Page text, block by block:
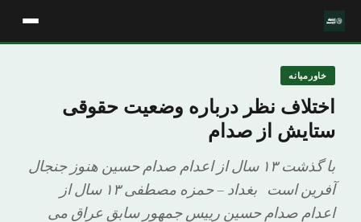
خاورمیانه
اختلاف نظر درباره وضعیت حقوقی
ستایش از صدام
با گذشت ۱۳ سال از اعدام صدام حسین هنوز جنجال
آفرین است بغداد – حمزه مصطفی ۱۳ سال از
اعدام صدام حسین رییس جمهور سابق عراق می